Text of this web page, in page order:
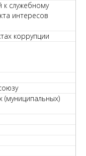
служебному
интересов
коррупции
(муниципальных)